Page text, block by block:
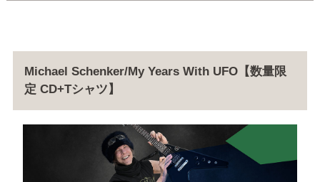
Michael Schenker/My Years With UFO【数量限
定 CD+Tシャツ】